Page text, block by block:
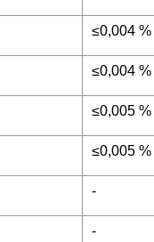
≤0,004 %
≤0,004 %
≤0,005 %
≤0,005 %
-
-